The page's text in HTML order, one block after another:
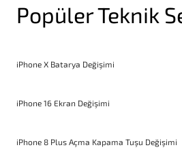
Popüler Teknik
iPhone X Batarya Değişimi
iPhone 16 Ekran Değişimi
iPhone 8 Plus Açma Kapama Tuşu Değişimi